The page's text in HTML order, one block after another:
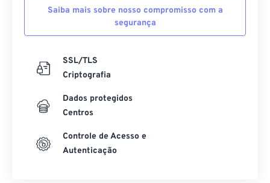
Saiba mais sobre nosso compromisso com a
segurança
SSL/TLS
Criptografia
Dados protegidos
Centros
Controle de Acesso e
Autenticação